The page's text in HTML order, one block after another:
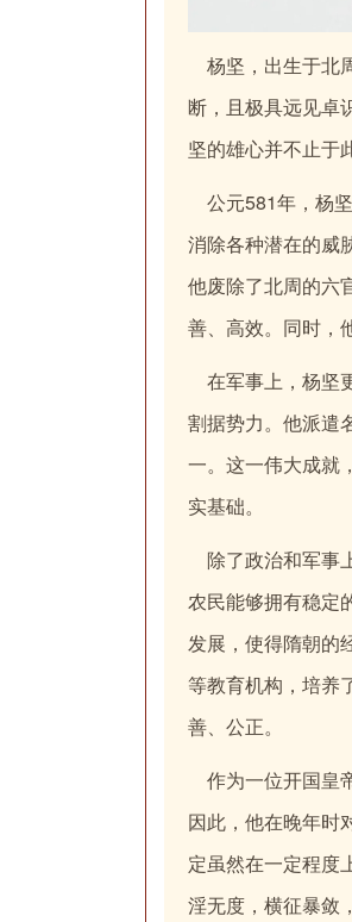
杨坚，出生于北
断，且极具远见卓
坚的雄心并不止于
公元581年，杨
消除各种潜在的威
他废除了北周的六
善、高效。同时，
在军事上，杨坚
割据势力。他派遣
一。这一伟大成就
实基础。
除了政治和军事
农民能够拥有稳定
发展，使得隋朝的
等教育机构，培养
善、公正。
作为一位开国皇
因此，他在晚年时
定虽然在一定程度
淫无度，横征暴敛